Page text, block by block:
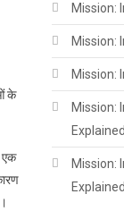
के
एक
Mission:
Mission:
Mission:
Mission:
Mission: